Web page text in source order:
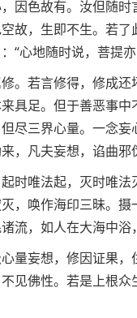
因色故有。汝但随
故，生即不生。若
“心地随时说，菩提
。若言修得，修成
具足。但于善恶事
尽三界心量。一念
，凡夫妄想，谄曲邪
时唯法起，灭时唯
，唤作海印三昧。
流，如人在大海中浴
量妄想，修因证果
见佛性。若是上根